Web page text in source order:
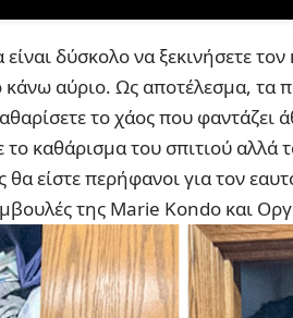
δύσκολο να ξεκινήσετε
αύριο. Ως αποτέλεσμα, τα
το χάος που φαντάζει
το καθάρισμα του σπιτιού αλλά
θα είστε περήφανοι για τον
της Marie Kondo και